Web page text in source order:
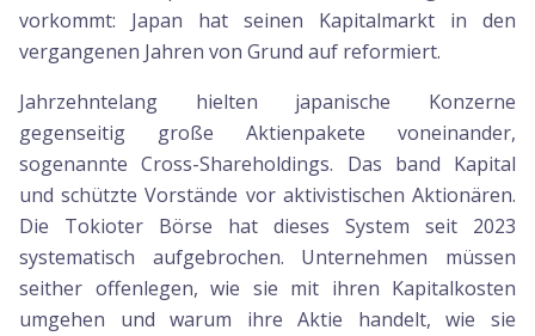
vorkommt: Japan hat seinen Kapitalmarkt in den
vergangenen Jahren von Grund auf reformiert.
Jahrzehntelang hielten japanische Konzerne
gegenseitig große Aktienpakete voneinander,
sogenannte Cross-Shareholdings. Das band Kapital
und schützte Vorstände vor aktivistischen Aktionären.
Die Tokioter Börse hat dieses System seit 2023
systematisch aufgebrochen. Unternehmen müssen
seither offenlegen, wie sie mit ihren Kapitalkosten
umgehen und warum ihre Aktie handelt, wie sie